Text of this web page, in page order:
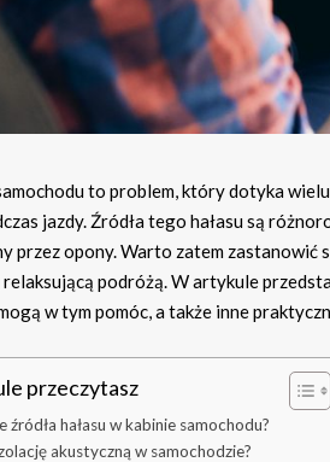
to problem, który dotyka
jazdy. Źródła tego hałasu są
przez opony. Warto zatem zastanowić
relaksującą podróżą. W artykule
w tym pomóc, a także inne
przeczytasz
źródła hałasu w kabinie samochodu?
akustyczną w samochodzie?